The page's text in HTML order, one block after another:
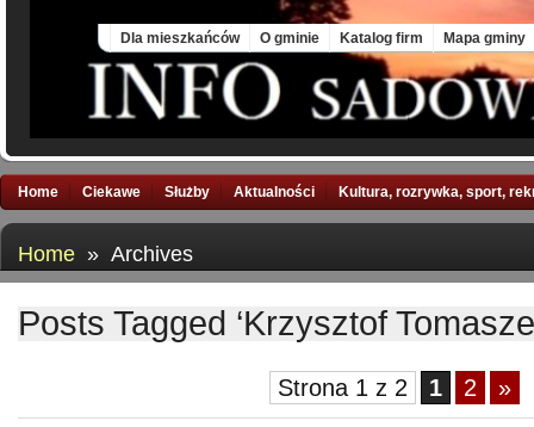
Dla mieszkańców O gminie Katalog firm Mapa gminy
Home Ciekawe Służby Aktualności Kultura, rozrywka, sport,
Home » Archives
Posts Tagged ‘Krzysztof
Strona 1 z 2 1 2 »